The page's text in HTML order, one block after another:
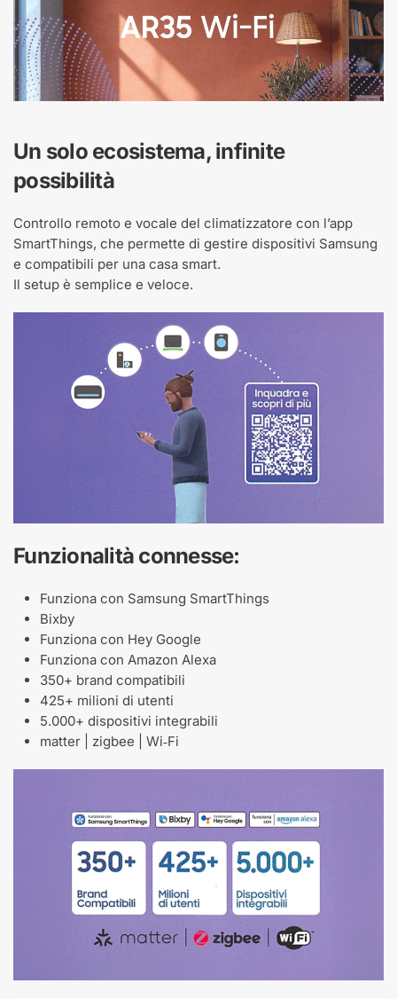
Un solo ecosistema, infinite
possibilità
Controllo remoto e vocale del climatizzatore con l’app
SmartThings, che permette di gestire dispositivi Samsung
e compatibili per una casa smart.​
Il setup è semplice e veloce.
Funzionalità connesse:​
Funziona con Samsung SmartThings​
Bixby​
Funziona con Hey Google​
Funziona con Amazon Alexa​
350+ brand compatibili​
425+ milioni di utenti​
5.000+ dispositivi integrabili​
matter | zigbee | Wi‑Fi